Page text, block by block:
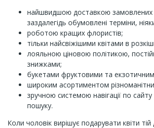
найшвидшою доставкою замовлених
заздалегідь обумовлені терміни,
роботою кращих флористів;
тільки найсвіжішими квітами в
лояльною ціновою політикою,
знижками;
букетами фруктовими та
широким асортиментом
зручною системою навігації по
пошуку.
Коли чоловік вирішує подарувати квіти тій